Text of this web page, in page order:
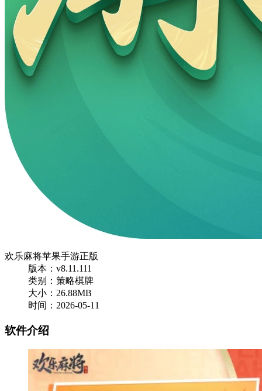
欢乐麻将苹果手游正版
版本：v8.11.111
类别：策略棋牌
大小：26.88MB
时间：2026-05-11
软件介绍